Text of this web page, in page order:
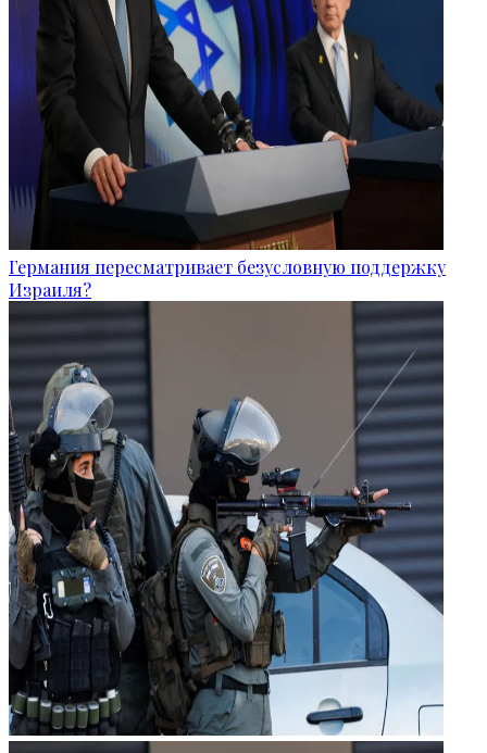
Германия пересматривает безусловную поддержку
Израиля?